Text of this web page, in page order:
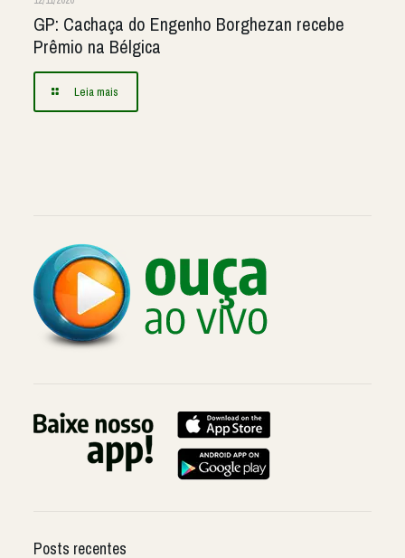
GP: Cachaça do Engenho Borghezan recebe
Prêmio na Bélgica
Leia mais
Posts recentes